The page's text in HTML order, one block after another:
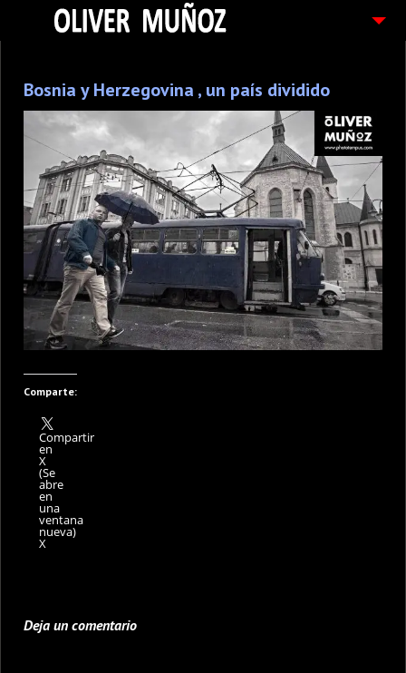
FOTOGRAFIAS
CONTACTO
PEDIDOS
Bosnia y Herzegovina , un país dividido
Comparte:
Compartir
en
X
(Se
abre
en
una
ventana
nueva)
X
Deja un comentario